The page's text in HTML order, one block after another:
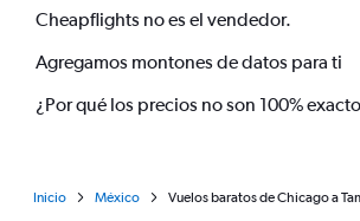
Cheapflights no es el vendedor.
Agregamos montones de datos para ti
¿Por qué los precios no son 100%
Inicio México Vuelos baratos de Chicago a